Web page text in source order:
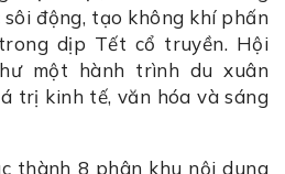
động, tạo không khí phấn
dịp Tết cổ truyền. Hội
một hành trình du xuân
trị kinh tế, văn hóa và sáng
thành 8 phân khu nội dung